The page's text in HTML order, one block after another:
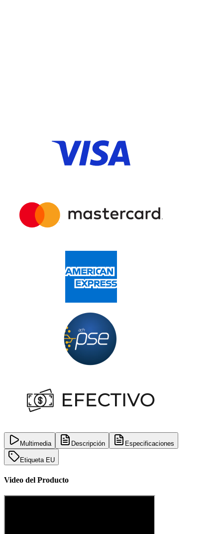
Multimedia Descripción Especificaciones
Etiqueta EU
Video del Producto